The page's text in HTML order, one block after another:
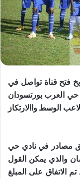
فتح قناة تواصل في
حي العرب بورتسودان
الوسط واالارتكاز
مصادر في نادي حي
والذي يمكن القول
الاتفاق على المبلغ